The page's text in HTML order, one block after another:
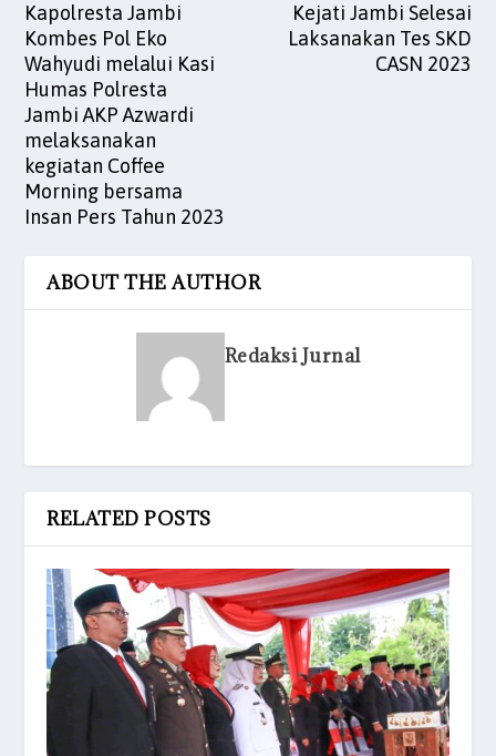
Kapolresta Jambi
Kombes Pol Eko
Wahyudi melalui Kasi
Humas Polresta
Jambi AKP Azwardi
melaksanakan
kegiatan Coffee
Morning bersama
Insan Pers Tahun 2023
Kejati Jambi Selesai
Laksanakan Tes SKD
CASN 2023
ABOUT THE AUTHOR
Redaksi Jurnal
RELATED POSTS